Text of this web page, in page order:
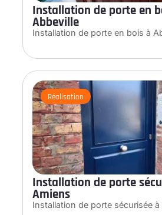
Installation de porte en
Abbeville
Installation de porte en bois à
Réalisation
Installation de porte
Amiens
Installation de porte sécurisée à